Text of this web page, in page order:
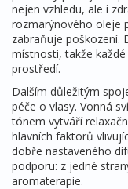
nejen vzhledu, ale i
rozmarýnového oleje
zabraňuje poškození.
místnosti, takže
prostředí.
Dalším důležitým
péče o vlasy. Vonná
tónem vytváří
hlavních faktorů
dobře nastaveného
podporu: z jedné
aromaterapie.